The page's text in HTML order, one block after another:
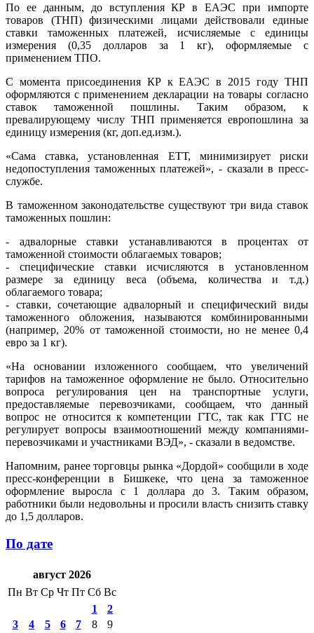
По ее данным, до вступления КР в ЕАЭС при импорте
товаров (ТНП) физическими лицами действовали единые
ставки таможенных платежей, исчисляемые с единицы
измерения (0,35 долларов за 1 кг), оформляемые с
применением ТПО.
С момента присоединения КР к ЕАЭС в 2015 году ТНП
оформляются с применением декларации на товары согласно
ставок таможенной пошлины. Таким образом, к
превалирующему числу ТНП применяется европошлина за
единицу измерения (кг, доп.ед.изм.).
«Сама ставка, установленная ЕТТ, минимизирует риски
недопоступления таможенных платежей», - сказали в пресс-
службе.
В таможенном законодательстве существуют три вида ставок
таможенных пошлин:
- адвалорные ставки устанавливаются в процентах от
таможенной стоимости облагаемых товаров;
- специфические ставки исчисляются в установленном
размере за единицу веса (объема, количества и т.д.)
облагаемого товара;
- ставки, сочетающие адвалорный и специфический виды
таможенного обложения, называются комбинированными
(например, 20% от таможенной стоимости, но не менее 0,4
евро за 1 кг).
«На основании изложенного сообщаем, что увеличений
тарифов на таможенное оформление не было. Относительно
вопроса регулирования цен на транспортные услуги,
предоставляемые перевозчиками, сообщаем, что данный
вопрос не относится к компетенции ГТС, так как ГТС не
регулирует вопросы взаимоотношений между компаниями-
перевозчиками и участниками ВЭД», - сказали в ведомстве.
Напомним, ранее торговцы рынка «Дордой» сообщили в ходе
пресс-конференции в Бишкеке, что цена за таможенное
оформление выросла с 1 доллара до 3. Таким образом,
работники были недовольны и просили власть снизить ставку
до 1,5 долларов.
По дате
август 2026
Пн Вт Ср Чт Пт Сб Вс
1
2
3
4 5 6 7 8
9